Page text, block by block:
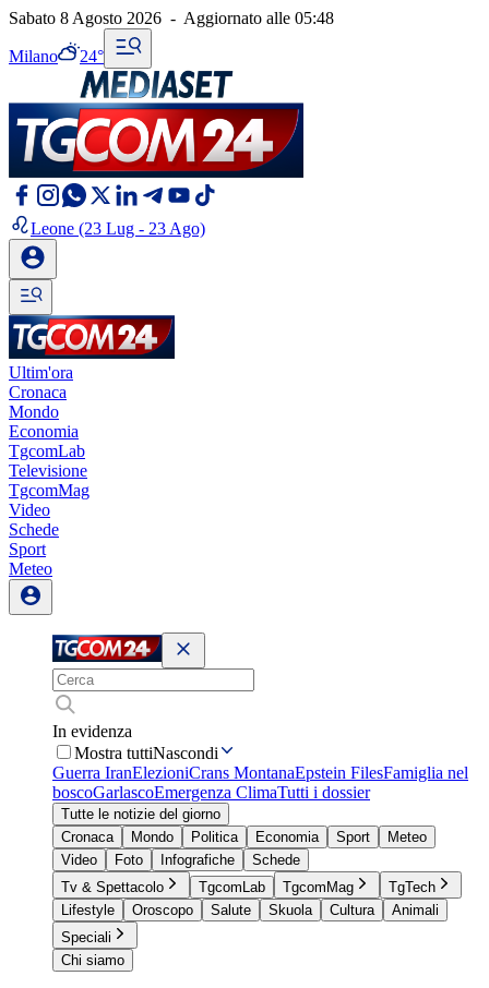
Sabato 8 Agosto 2026 - Aggiornato alle 05:48
Milano 24°
Leone (23 Lug - 23 Ago)
Ultim'ora
Cronaca
Mondo
Economia
TgcomLab
Televisione
TgcomMag
Video
Schede
Sport
Meteo
In evidenza
Mostra tuttiNascondi
Guerra IranElezioniCrans MontanaEpstein FilesFamiglia nel
boscoGarlascoEmergenza ClimaTutti i dossier
Tutte le notizie del giorno
Cronaca
Mondo Politica Economia Sport
Meteo
Video
Foto Infografiche
Schede
Tv & Spettacolo
TgcomLab TgcomMag
TgTech
Lifestyle
Oroscopo Salute Skuola Cultura
Animali
Speciali
Chi siamo